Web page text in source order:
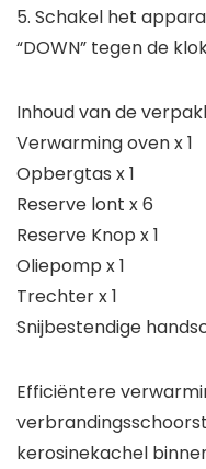
5. Schakel het
“DOWN” tegen de
Inhoud van de
Verwarming oven x 1
Opbergtas x 1
Reserve lont x 6
Reserve Knop x 1
Oliepomp x 1
Trechter x 1
Snijbestendige
Efficiëntere
kerosinekachel